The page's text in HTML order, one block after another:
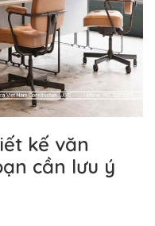
kế văn
cần lưu ý